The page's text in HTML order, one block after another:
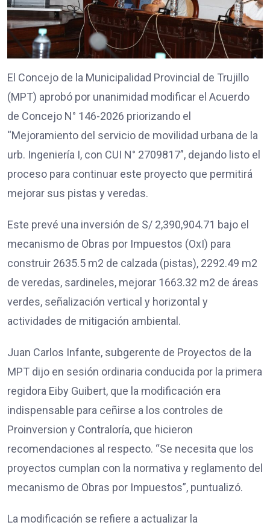
El Concejo de la Municipalidad Provincial de Trujillo
(MPT) aprobó por unanimidad modificar el Acuerdo
de Concejo N° 146-2026 priorizando el
“Mejoramiento del servicio de movilidad urbana de la
urb. Ingeniería I, con CUI N° 2709817”, dejando listo el
proceso para continuar este proyecto que permitirá
mejorar sus pistas y veredas.
Este prevé una inversión de S/ 2,390,904.71 bajo el
mecanismo de Obras por Impuestos (OxI) para
construir 2635.5 m2 de calzada (pistas), 2292.49 m2
de veredas, sardineles, mejorar 1663.32 m2 de áreas
verdes, señalización vertical y horizontal y
actividades de mitigación ambiental.
Juan Carlos Infante, subgerente de Proyectos de la
MPT dijo en sesión ordinaria conducida por la primera
regidora Eiby Guibert, que la modificación era
indispensable para ceñirse a los controles de
Proinversion y Contraloría, que hicieron
recomendaciones al respecto. “Se necesita que los
proyectos cumplan con la normativa y reglamento del
mecanismo de Obras por Impuestos”, puntualizó.
La modificación se refiere a actualizar la